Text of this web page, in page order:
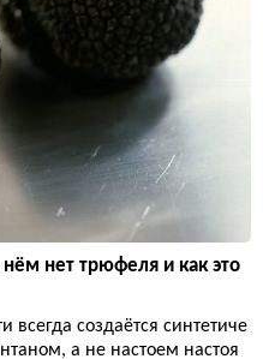
нет трюфеля и как это
всегда создаётся синтетиче
а не настоем настоя